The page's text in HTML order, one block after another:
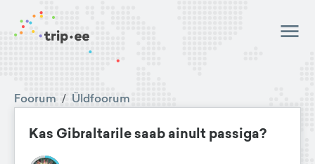
Foorum / Üldfoorum
Kas Gibraltarile saab ainult passiga?